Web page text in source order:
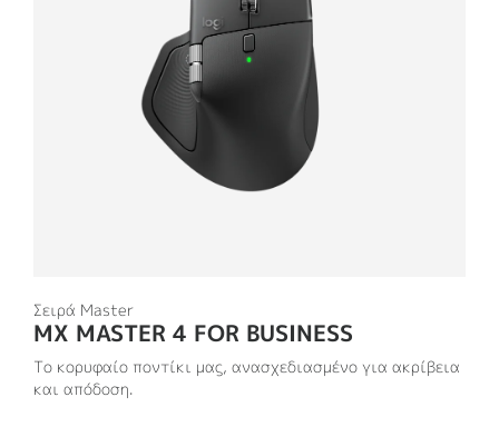
Σειρά Master
MX MASTER 4 FOR BUSINESS
Το κορυφαίο ποντίκι μας, ανασχεδιασμένο για ακρίβεια
και απόδοση.